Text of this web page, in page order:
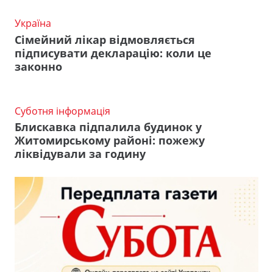
Україна
Сімейний лікар відмовляється
підписувати декларацію: коли це
законно
Суботня інформація
Блискавка підпалила будинок у
Житомирському районі: пожежу
ліквідували за годину